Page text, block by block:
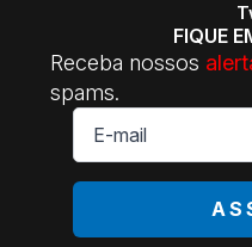
FIQUE
Receba nossos
spams.
E-
mail
*